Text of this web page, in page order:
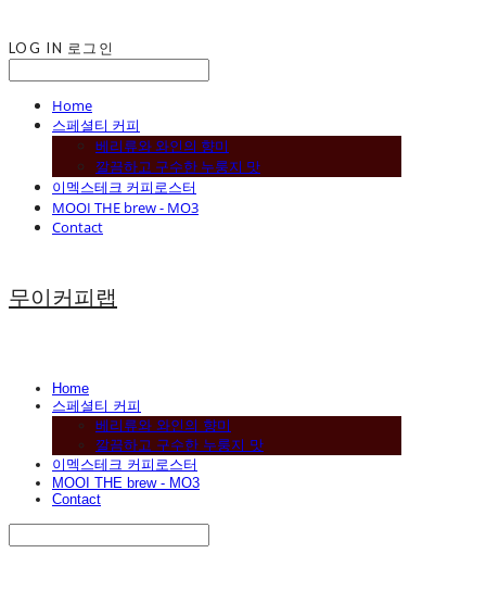
LOG IN 로그인
Home
스페셜티 커피
베리류와 와인의 향미
깔끔하고 구수한 누룽지 맛
이멕스테크 커피로스터
MOOI THE brew - MO3
Contact
무이커피랩
Home
스페셜티 커피
베리류와 와인의 향미
깔끔하고 구수한 누룽지 맛
이멕스테크 커피로스터
MOOI THE brew - MO3
Contact